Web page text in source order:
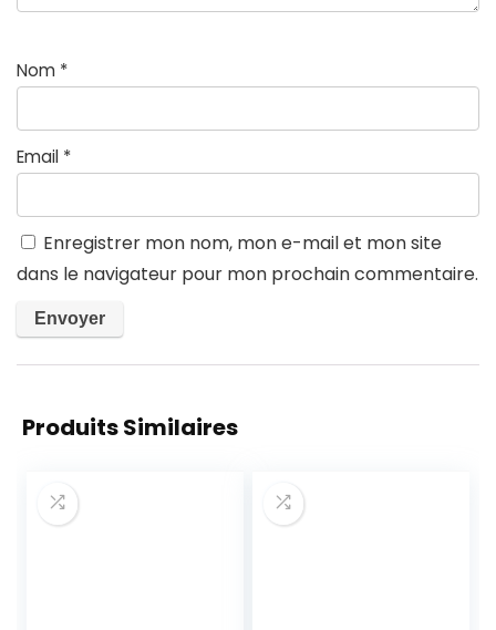
Nom *
Email *
Enregistrer mon nom, mon e-mail et mon site
dans le navigateur pour mon prochain commentaire.
Produits Similaires